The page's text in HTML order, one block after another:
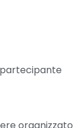
partecipante